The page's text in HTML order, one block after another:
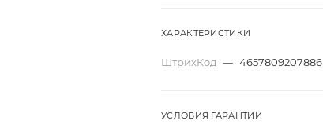
ХАРАКТЕРИСТИКИ
ШтрихКод — 4657809207886
УСЛОВИЯ ГАРАНТИИ